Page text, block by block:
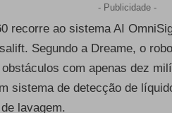
- Publicidade -
recorre ao sistema AI
Segundo a Dreame, o
com apenas dez
sistema de detecção de
lavagem.